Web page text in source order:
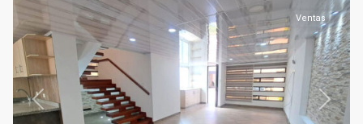
Previous Next
Ventas